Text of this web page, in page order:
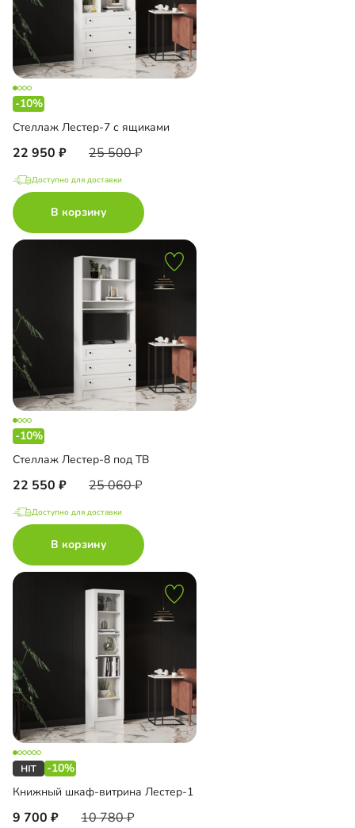
-10%
Стеллаж Лестер-7 с ящиками
22 950 25 500
Доступно для доставки
В корзину
-10%
Стеллаж Лестер-8 под ТВ
22 550 25 060
Доступно для доставки
В корзину
-10%
Книжный шкаф-витрина Лестер-1
9 700 10 780